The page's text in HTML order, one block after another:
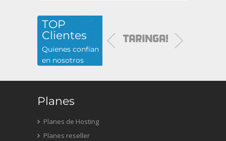
TOP
Clientes
Quienes confían
en nosotros
Planes
Planes de Hosting
Planes reseller